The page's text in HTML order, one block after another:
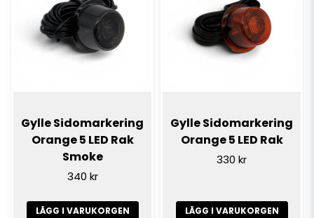
Gylle Sidomarkering
Orange 5 LED Rak
Smoke
340 kr
LÄGG I VARUKORGEN
Gylle Sidomarkering
Orange 5 LED Rak
330 kr
LÄGG I VARUKORGEN